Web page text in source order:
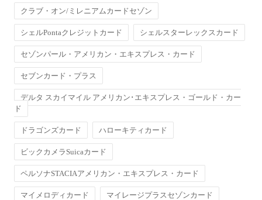
クラブ・オン/ミレニアムカードセゾン
シェルPontaクレジットカード シェルスターレックスカード
セゾンパール・アメリカン・エキスプレス・カード
セブンカード・プラス
デルタ スカイマイル アメリカン･エキスプレス・ゴールド・カー
ド
ドラゴンズカード ハローキティカード
ビックカメラSuicaカード
ペルソナSTACIAアメリカン・エキスプレス・カード
マイメロディカード マイレージプラスセゾンカード